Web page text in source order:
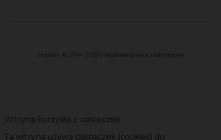
Hotistin © 2014-2025 | Wszelkie prawa zastrzeżone
Witryna korzysta z ciasteczek
Ta witryna używa ciasteczek (cookies) do